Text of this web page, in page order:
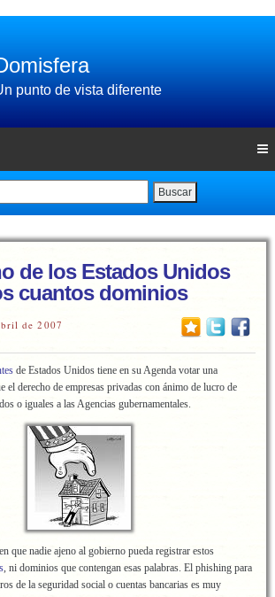
punto de vista diferente
Buscar
de los Estados Unidos
cuantos dominios
de 2007
de Estados Unidos tiene en su Agenda votar una
el derecho de empresas privadas con ánimo de lucro de
o iguales a las Agencias gubernamentales.
que nadie ajeno al gobierno pueda registrar estos
, ni dominios que contengan esas palabras. El phishing para
de la seguridad social o cuentas bancarias es muy